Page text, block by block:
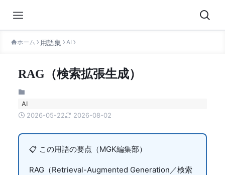
ホーム AI
RAG（検索拡張生成）
AI
2026-05-22
2026-08-02
📋 この用語の要点（MGK編集部）
RAG（Retrieval-Augmented Generation／検索